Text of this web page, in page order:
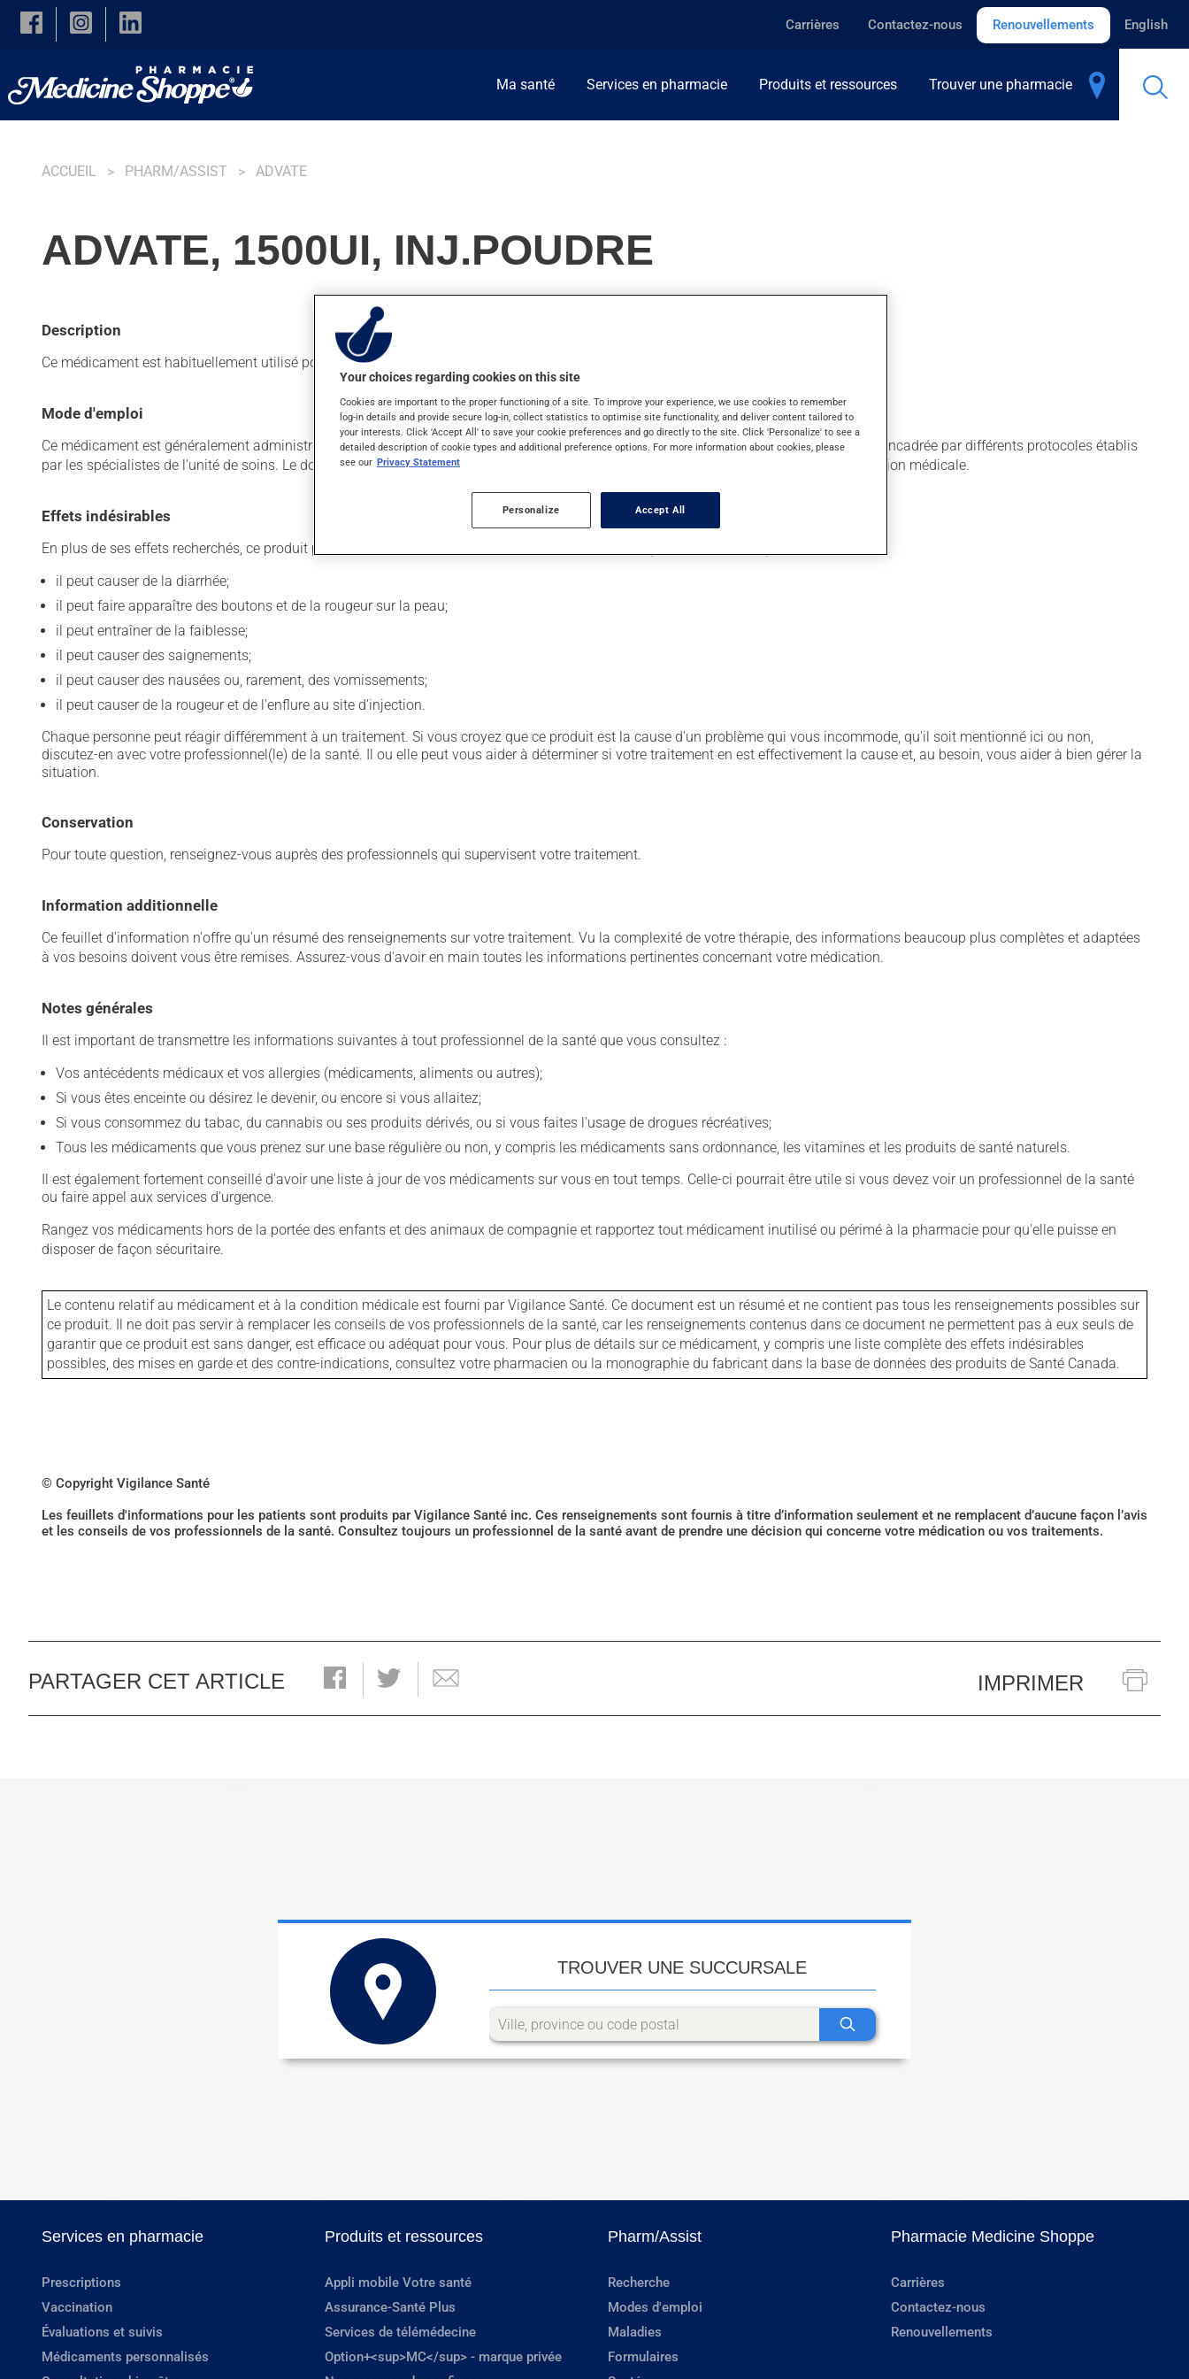
Skip to main content
Carrières Contactez-nous Renouvellements English
Ma santé Services en pharmacie Produits et ressources Trouver une pharmacie
ACCUEIL PHARM/ASSIST ADVATE
ADVATE, 1500UI, INJ.POUDRE
Description
Ce médicament est habituellement utilisé pour prévenir et traiter l'hémorragie.
Mode d'emploi
Ce médicament est généralement administré dans un établissement de santé, par un membre du personnel médical. Son utilisation est encadrée par différents protocoles établis
par les spécialistes de l'unité de soins. Le dosage et la façon dont le médicament est administré sont alors déterminés selon votre condition médicale.
Effets indésirables
En plus de ses effets recherchés, ce produit peut à l'occasion entraîner certains effets indésirables (effets secondaires), notamment :
il peut causer de la diarrhée;
il peut faire apparaître des boutons et de la rougeur sur la peau;
il peut entraîner de la faiblesse;
il peut causer des saignements;
il peut causer des nausées ou, rarement, des vomissements;
il peut causer de la rougeur et de l'enflure au site d'injection.
Chaque personne peut réagir différemment à un traitement. Si vous croyez que ce produit est la cause d'un problème qui vous incommode, qu'il soit mentionné ici ou non,
discutez-en avec votre professionnel(le) de la santé. Il ou elle peut vous aider à déterminer si votre traitement en est effectivement la cause et, au besoin, vous aider à bien gérer la
situation.
Conservation
Pour toute question, renseignez-vous auprès des professionnels qui supervisent votre traitement.
Information additionnelle
Ce feuillet d'information n'offre qu'un résumé des renseignements sur votre traitement. Vu la complexité de votre thérapie, des informations beaucoup plus complètes et adaptées
à vos besoins doivent vous être remises. Assurez-vous d'avoir en main toutes les informations pertinentes concernant votre médication.
Notes générales
Il est important de transmettre les informations suivantes à tout professionnel de la santé que vous consultez :
Vos antécédents médicaux et vos allergies (médicaments, aliments ou autres);
Si vous êtes enceinte ou désirez le devenir, ou encore si vous allaitez;
Si vous consommez du tabac, du cannabis ou ses produits dérivés, ou si vous faites l'usage de drogues récréatives;
Tous les médicaments que vous prenez sur une base régulière ou non, y compris les médicaments sans ordonnance, les vitamines et les produits de santé naturels.
Il est également fortement conseillé d'avoir une liste à jour de vos médicaments sur vous en tout temps. Celle-ci pourrait être utile si vous devez voir un professionnel de la santé
ou faire appel aux services d'urgence.
Rangez vos médicaments hors de la portée des enfants et des animaux de compagnie et rapportez tout médicament inutilisé ou périmé à la pharmacie pour qu'elle puisse en
disposer de façon sécuritaire.
Le contenu relatif au médicament et à la condition médicale est fourni par Vigilance Santé. Ce document est un résumé et ne contient pas tous les renseignements possibles sur
ce produit. Il ne doit pas servir à remplacer les conseils de vos professionnels de la santé, car les renseignements contenus dans ce document ne permettent pas à eux seuls de
garantir que ce produit est sans danger, est efficace ou adéquat pour vous. Pour plus de détails sur ce médicament, y compris une liste complète des effets indésirables
possibles, des mises en garde et des contre-indications, consultez votre pharmacien ou la monographie du fabricant dans la base de données des produits de Santé Canada.
© Copyright Vigilance Santé
Les feuillets d'informations pour les patients sont produits par Vigilance Santé inc. Ces renseignements sont fournis à titre d’information seulement et ne remplacent d’aucune façon l’avis
et les conseils de vos professionnels de la santé. Consultez toujours un professionnel de la santé avant de prendre une décision qui concerne votre médication ou vos traitements.
PARTAGER CET ARTICLE IMPRIMER
TROUVER UNE SUCCURSALE
Services en pharmacie
Prescriptions
Vaccination
Évaluations et suivis
Médicaments personnalisés
Produits et ressources
Appli mobile Votre santé
Assurance-Santé Plus
Services de télémédecine
Option+<sup>MC</sup> - marque privée
Pharm/Assist
Recherche
Modes d'emploi
Maladies
Formulaires
Pharmacie Medicine Shoppe
Carrières
Contactez-nous
Renouvellements
Your choices regarding cookies on this site
Cookies are important to the proper functioning of a site. To improve your experience, we use cookies to remember
log-in details and provide secure log-in, collect statistics to optimise site functionality, and deliver content tailored to
your interests. Click 'Accept All' to save your cookie preferences and go directly to the site. Click 'Personalize' to see a
detailed description of cookie types and additional preference options. For more information about cookies, please
see our Privacy Statement
Personalize Accept All